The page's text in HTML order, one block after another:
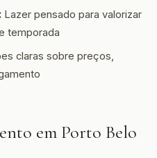
Lazer pensado para valorizar
temporada
claras sobre preços,
em Porto Belo